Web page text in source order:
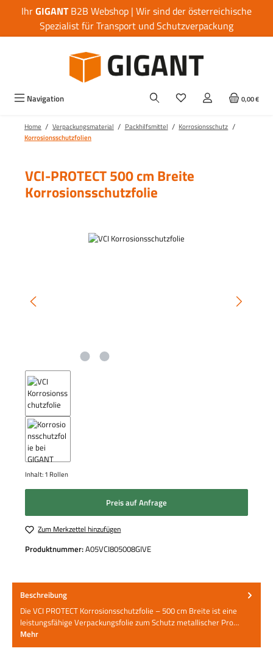
Zum Hauptinhalt springen
IhrGIGANTB2B Webshop | Wir sind der österreichische
Spezialist für Transport und Schutzverpackung
Navigation 0,00 €
Home / Verpackungsmaterial / Packhilfsmittel / Korrosionsschutz /
Korrosionsschutzfolien
VCI-PROTECT 500 cm Breite
Korrosionsschutzfolie
Bildergalerie überspringen
Inhalt:1 Rollen
Preis auf Anfrage
Zum Merkzettel hinzufügen
Produktnummer:A05VCI805008GIVE
Beschreibung
Die VCI PROTECT Korrosionsschutzfolie – 500 cm Breite ist eine
leistungsfähige Verpackungsfolie zum Schutz metallischer Pro…
Mehr